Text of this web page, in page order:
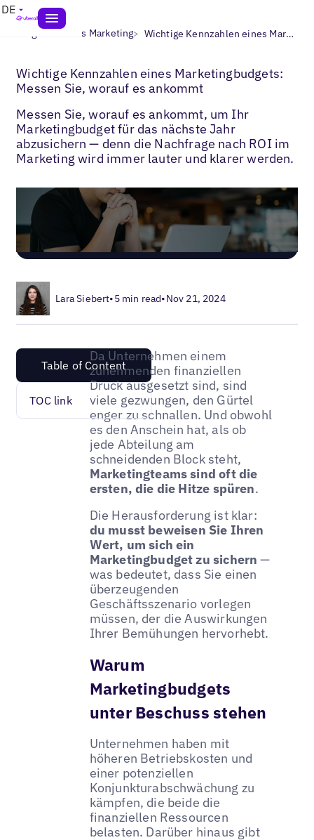
DE
Blogs> Lokales Marketing> Wichtige Kennzahlen eines Marketingbudgets
Wichtige Kennzahlen eines Marketingbudgets:
Messen Sie, worauf es ankommt
Messen Sie, worauf es ankommt, um Ihr
Marketingbudget für das nächste Jahr
abzusichern — denn die Nachfrage nach ROI im
Marketing wird immer lauter und klarer werden.
Lara Siebert•5 min read•Nov 21, 2024
Table of Content
TOC link
Da Unternehmen einem
zunehmenden finanziellen
Druck ausgesetzt sind, sind
viele gezwungen, den Gürtel
enger zu schnallen. Und obwohl
es den Anschein hat, als ob
jede Abteilung am
schneidenden Block steht,
Marketingteams sind oft die
ersten, die die Hitze spüren.
Die Herausforderung ist klar:
du musst beweisen Sie Ihren
Wert, um sich ein
Marketingbudget zu sichern —
was bedeutet, dass Sie einen
überzeugenden
Geschäftsszenario vorlegen
müssen, der die Auswirkungen
Ihrer Bemühungen hervorhebt.
Warum
Marketingbudgets
unter Beschuss stehen
Unternehmen haben mit
höheren Betriebskosten und
einer potenziellen
Konjunkturabschwächung zu
kämpfen, die beide die
finanziellen Ressourcen
belasten. Darüber hinaus gibt